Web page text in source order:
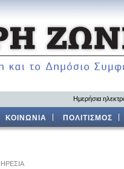
Ημερήσια
ΚΟΙΝΩΝΙΑ ΠΟΛΙΤΙΣΜΟΣ